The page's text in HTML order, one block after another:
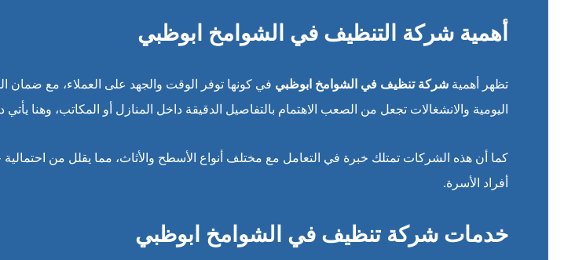
أهمية شركة التنظيف في الشوامخ ابوظبي
تظهر أهمية شركة تنظيف في الشوامخ ابوظبي في كونها توفر الوقت والجهد على العملاء، مع
اليومية والانشغالات تجعل من الصعب الاهتمام بالتفاصيل الدقيقة داخل المنازل أو المكاتب، وهنا
كما أن هذه الشركات تمتلك خبرة في التعامل مع مختلف أنواع الأسطح والأثاث، مما يقلل من
أفراد الأسرة.
خدمات شركة تنظيف في الشوامخ ابوظبي